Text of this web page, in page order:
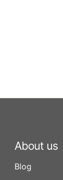
About us
Blog